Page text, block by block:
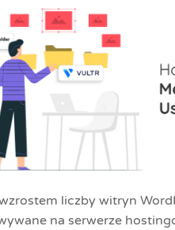
liczby witryn
na serwerze